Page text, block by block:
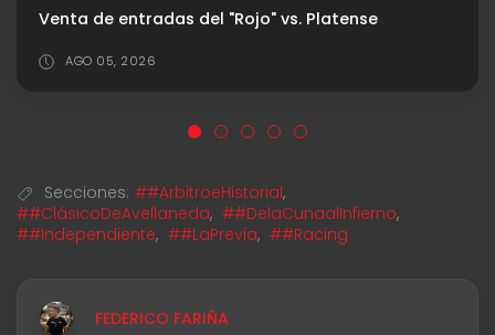
Santiago Arias: "Esto se define en los detalles"
AGO 04, 2026
Secciones: ##ArbitroeHistorial,
##ClásicoDeAvellaneda, ##DelaCunaalInfierno,
##Independiente, ##LaPrevia, ##Racing
FEDERICO FARIÑA